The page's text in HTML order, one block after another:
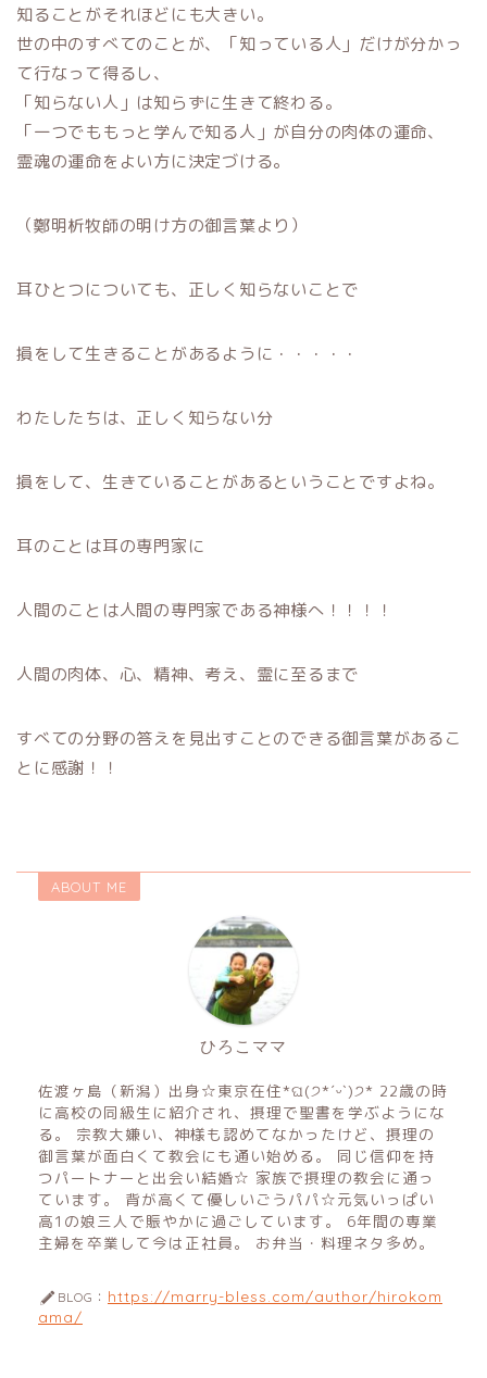
知ることがそれほどにも大きい。
世の中のすべてのことが、「知っている人」だけが分かっ
て行なって得るし、
「知らない人」は知らずに生きて終わる。
「一つでももっと学んで知る人」が自分の肉体の運命、
霊魂の運命をよい方に決定づける。
（鄭明析牧師の明け方の御言葉より）
耳ひとつについても、正しく知らないことで
損をして生きることがあるように・・・・・
わたしたちは、正しく知らない分
損をして、生きていることがあるということですよね。
耳のことは耳の専門家に
人間のことは人間の専門家である神様へ！！！！
人間の肉体、心、精神、考え、霊に至るまで
すべての分野の答えを見出すことのできる御言葉があるこ
とに感謝！！
ABOUT ME
ひろこママ
佐渡ヶ島（新潟）出身☆東京在住*ଘ(੭*ˊᵕˋ)੭* 22歳の時
に高校の同級生に紹介され、摂理で聖書を学ぶようにな
る。 宗教大嫌い、神様も認めてなかったけど、摂理の
御言葉が面白くて教会にも通い始める。 同じ信仰を持
つパートナーと出会い結婚☆ 家族で摂理の教会に通っ
ています。 背が高くて優しいごうパパ☆元気いっぱい
高1の娘三人で賑やかに過ごしています。 6年間の専業
主婦を卒業して今は正社員。 お弁当・料理ネタ多め。
BLOG： https://marry-bless.com/author/hirokom
ama/